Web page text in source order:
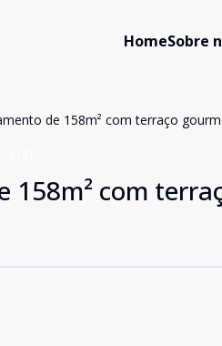
HomeSobre
de 158m² com terraço
158m² com